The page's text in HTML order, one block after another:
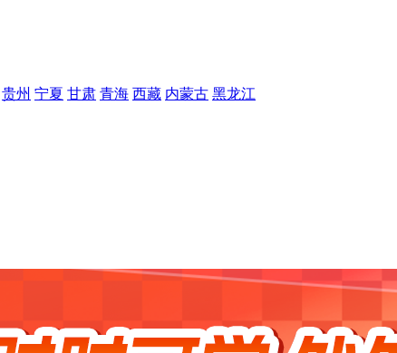
贵州 宁夏 甘肃 青海 西藏 内蒙古 黑龙江